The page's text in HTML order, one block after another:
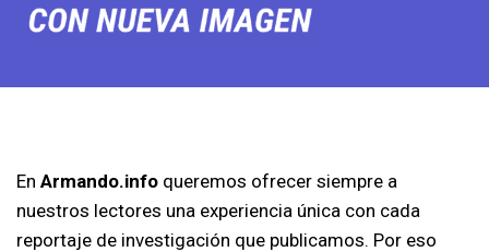
En Armando.info queremos ofrecer siempre a
nuestros lectores una experiencia única con cada
reportaje de investigación que publicamos. Por eso